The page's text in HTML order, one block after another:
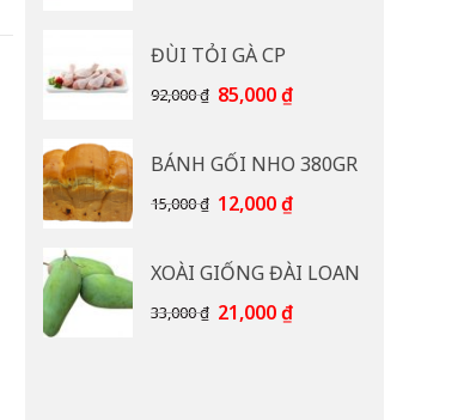
110,000 ₫.
ĐÙI TỎI GÀ CP
92,000₫ Giá
92,000 ₫.
85,000₫Giá
là:
85,000 ₫.
BÁNH GỐI NHO 380GR
15,000₫ Giá
15,000 ₫.
12,000₫Giá
là:
12,000 ₫.
XOÀI GIỐNG ĐÀI LOAN
33,000₫ Giá
21,000₫Giá